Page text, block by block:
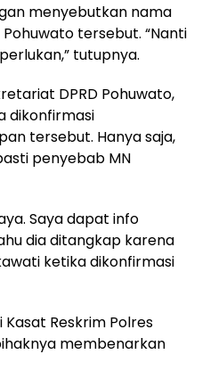
menyebutkan nama
tersebut. “Nanti
tutupnya.
DPRD Pohuwato,
dikonfirmasi
tersebut. Hanya saja,
penyebab MN
Saya dapat info
dia ditangkap karena
ketika dikonfirmasi
Reskrim Polres
membenarkan